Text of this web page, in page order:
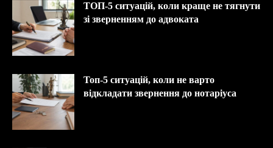
ТОП-5 ситуацій, коли краще не тягнути
зі зверненням до адвоката
Топ-5 ситуацій, коли не варто
відкладати звернення до нотаріуса